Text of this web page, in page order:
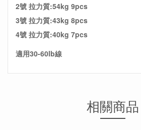
2號 拉力質:54kg 9pcs
3號 拉力質:43kg 8pcs
4號 拉力質:40kg 7pcs
適用30-60lb線
相關商品